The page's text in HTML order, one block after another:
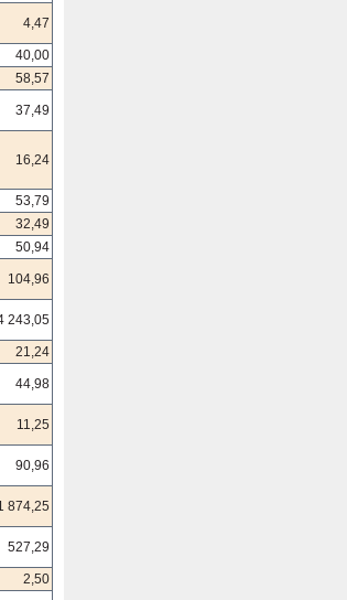
4,47
40,00
58,57
37,49
16,24
53,79
32,49
50,94
104,96
243,05
21,24
44,98
11,25
90,96
874,25
527,29
2,50